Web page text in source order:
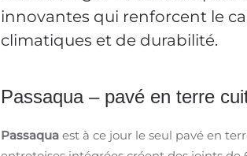
innovantes qui renforcent le
climatiques et de durabilité.
Passaqua – pavé en terre
Passaqua est à ce jour le seul pavé en